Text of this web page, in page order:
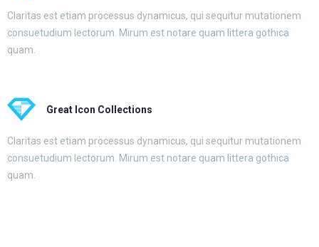
Claritas est etiam processus dynamicus, qui sequitur mutationem
consuetudium lectorum. Mirum est notare quam littera gothica
quam.
Great Icon Collections
Claritas est etiam processus dynamicus, qui sequitur mutationem
consuetudium lectorum. Mirum est notare quam littera gothica
quam.